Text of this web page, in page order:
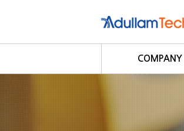
COMPANY
회사소개
회사연혁
사업영역